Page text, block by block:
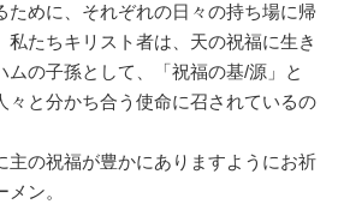
ために、それぞれの日々の持ち場に帰
私たちキリスト者は、天の祝福に生き
ムの子孫として、「祝福の基/源」と
々と分かち合う使命に召されているの
主の祝福が豊かにありますようにお祈
ン。